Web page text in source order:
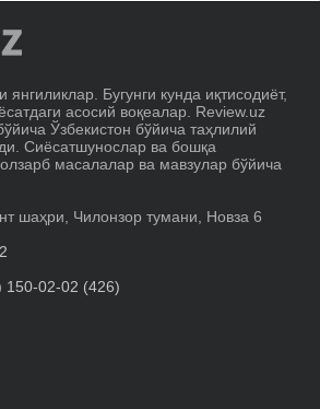
янгиликлар. Бугунги кунда иқтисодиёт,
асосий воқеалар. Review.uz
Ўзбекистон бўйича таҳлилий
Сиёсатшунослар ва бошқа
масалалар ва мавзулар бўйича
шаҳри, Чилонзор тумани, Новза 6
150-02-02 (426)